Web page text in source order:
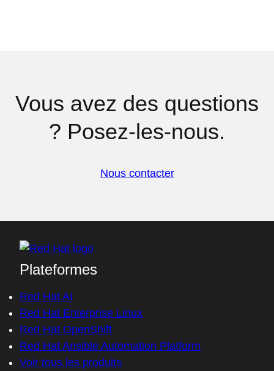
Vous avez des questions
? Posez-les-nous.
Nous contacter
Plateformes
Red Hat AI
Red Hat Enterprise Linux
Red Hat OpenShift
Red Hat Ansible Automation Platform
Voir tous les produits